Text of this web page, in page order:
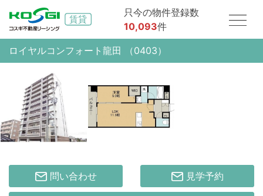
只今の物件登録数
10,093件
ロイヤルコンフォート龍田 （0403）
問い合わせ 見学予約